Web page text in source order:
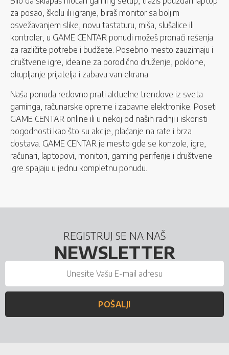
za posao, školu ili igranje, biraš monitor sa boljim
osvežavanjem slike, novu tastaturu, miša, slušalice ili
kontroler, u GAME CENTAR ponudi možeš pronaći rešenja
za različite potrebe i budžete. Posebno mesto zauzimaju i
društvene igre, idealne za porodično druženje, poklone,
okupljanje prijatelja i zabavu van ekrana.
Naša ponuda redovno prati aktuelne trendove iz sveta
gaminga, računarske opreme i zabavne elektronike. Poseti
GAME CENTAR online ili u nekoj od naših radnji i iskoristi
pogodnosti kao što su akcije, plaćanje na rate i brza
dostava. GAME CENTAR je mesto gde se konzole, igre,
računari, laptopovi, monitori, gaming periferije i društvene
igre spajaju u jednu kompletnu ponudu.
REGISTRUJ SE NA NAŠ
NEWSLETTER
POŠALJI